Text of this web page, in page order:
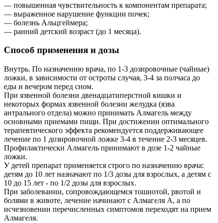
— повышенная чувствительность к компонентам препарата;
— выраженное нарушение функции почек;
— болезнь Альцгеймера;
— ранний детский возраст (до 1 месяца).
Способ применения и дозы
Внутрь. По назначению врача, по 1-3 дозировочные (чайные)
ложки, в зависимости от остроты случая, 3-4 за полчаса до
еды и вечером перед сном.
При язвенной болезни двенадцатиперстной кишки и
некоторых формах язвенной болезни желудка (язва
антрального отдела) можно принимать Алмагель между
основными приемами пищи. При достижении оптимального
терапевтического эффекта рекомендуется поддерживающее
лечение по 1 дозировочной ложке 3-4 в течение 2-3 месяцев.
Профилактически Алмагель принимают в дозе 1-2 чайные
ложки.
У детей препарат применяется строго по назначению врача:
детям до 10 лет назначают по 1/3 дозы для взрослых, а детям с
10 до 15 лет - по 1/2 дозы для взрослых.
При заболевании, сопровождающемся тошнотой, рвотой и
болями в животе, лечение начинают с Алмагеля А, а по
исчезновении перечисленных симптомов переходят на прием
Алмагеля.